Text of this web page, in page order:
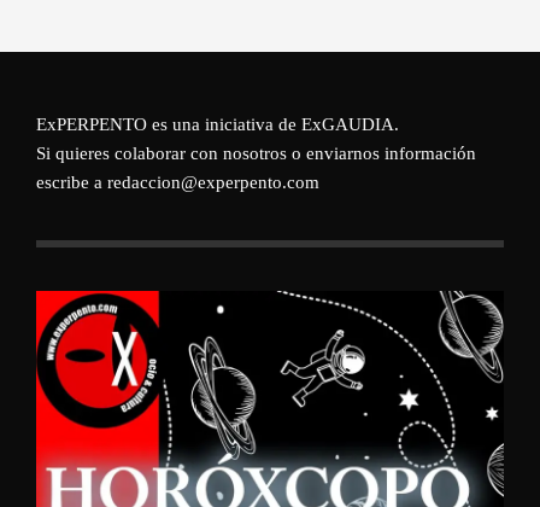
ExPERPENTO es una iniciativa de ExGAUDIA.
Si quieres colaborar con nosotros o enviarnos información
escribe a redaccion@experpento.com